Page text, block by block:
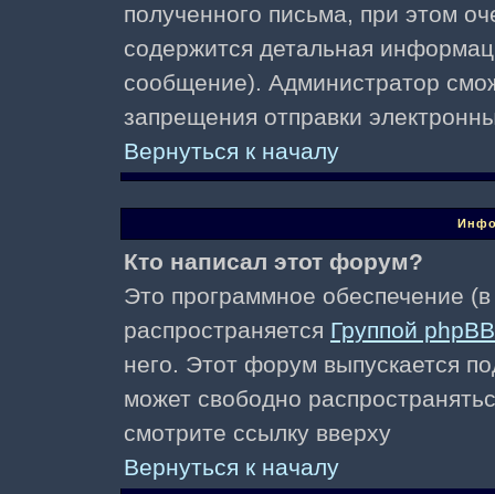
полученного письма, при этом
содержится детальная
сообщение). Администратор
запрещения отправки
Вернуться к началу
Кто написал этот форум?
Это программное обеспечение
распространяется Группой phpBB
него. Этот форум выпускается
может свободно
смотрите ссылку вверху
Вернуться к началу